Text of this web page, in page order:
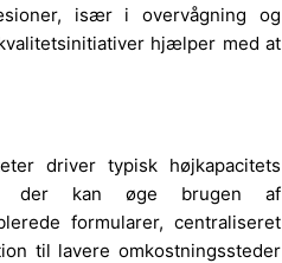
især i overvågning og
hjælper med at
driver typisk højkapacitets
der kan øge brugen af
formularer, centraliseret
til lavere omkostningssteder